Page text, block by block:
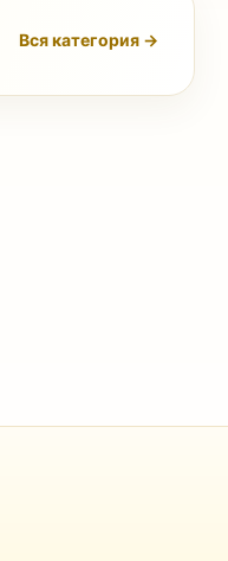
Вся категория →